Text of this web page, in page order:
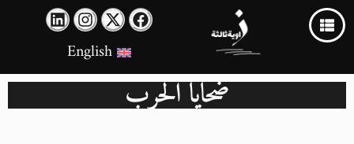
English
ضحايا الحرب